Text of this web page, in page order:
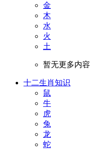
金
木
水
火
土
暂无更多内容
十二生肖知识
鼠
牛
虎
兔
龙
蛇